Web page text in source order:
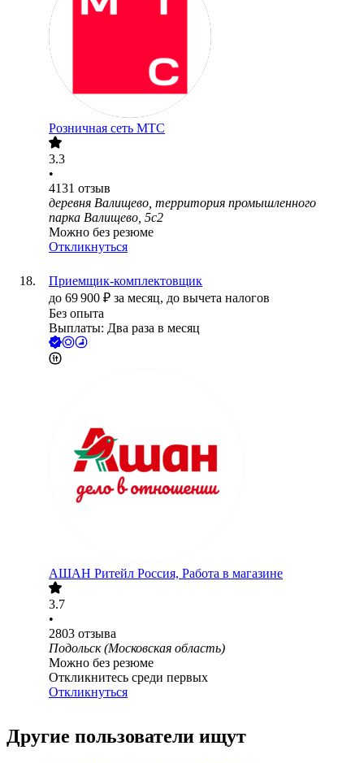
Розничная сеть МТС
3.3
•
4131 отзыв
деревня Валищево, территория промышленного
парка Валищево, 5с2
Можно без резюме
Откликнуться
Приемщик-комплектовщик
до 69 900 ₽ за месяц, до вычета налогов
Без опыта
Выплаты: Два раза в месяц
АШАН Ритейл Россия, Работа в магазине
3.7
•
2803 отзыва
Подольск (Московская область)
Можно без резюме
Откликнитесь среди первых
Откликнуться
Другие пользователи ищут